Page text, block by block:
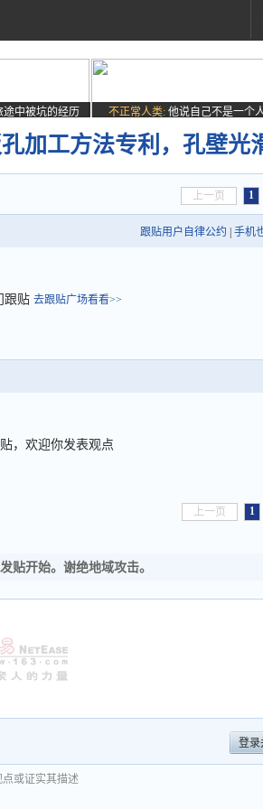
途中被坑的经历 不正常人类: 他说自己不是一个
加工方法专利，孔壁光
上一页 1
跟贴用户自律公约 手机
跟贴 去跟贴广场看看>>
，欢迎你发表观点
上一页 1
贴开始。谢绝地域攻击。
登录
或证实其描述